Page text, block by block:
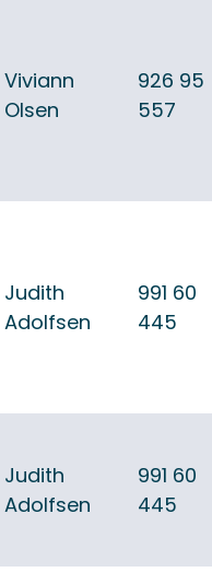
Viviann
Olsen
926 95
557
Judith
Adolfsen
991 60
445
Judith
Adolfsen
991 60
445